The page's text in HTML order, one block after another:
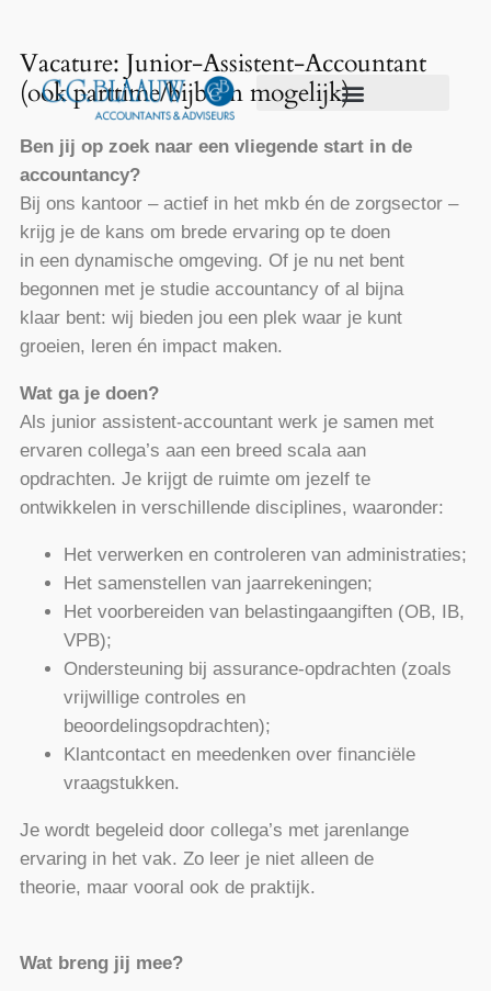
Vacature: Junior-Assistent-Accountant
(ook parttime/bijbaan mogelijk)
Ben jij op zoek naar een vliegende start in de
accountancy?
Bij ons kantoor – actief in het mkb én de zorgsector –
krijg je de kans om brede ervaring op te doen
in een dynamische omgeving. Of je nu net bent
begonnen met je studie accountancy of al bijna
klaar bent: wij bieden jou een plek waar je kunt
groeien, leren én impact maken.
Wat ga je doen?
Als junior assistent-accountant werk je samen met
ervaren collega’s aan een breed scala aan
opdrachten. Je krijgt de ruimte om jezelf te
ontwikkelen in verschillende disciplines, waaronder:
Het verwerken en controleren van administraties;
Het samenstellen van jaarrekeningen;
Het voorbereiden van belastingaangiften (OB, IB,
VPB);
Ondersteuning bij assurance-opdrachten (zoals
vrijwillige controles en
beoordelingsopdrachten);
Klantcontact en meedenken over financiële
vraagstukken.
Je wordt begeleid door collega’s met jarenlange
ervaring in het vak. Zo leer je niet alleen de
theorie, maar vooral ook de praktijk.
Wat breng jij mee?